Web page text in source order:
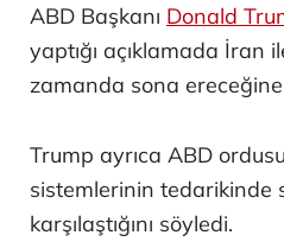
ABD Başkanı Donald
yaptığı açıklamada İran
zamanda sona ereceğine
Trump ayrıca ABD
sistemlerinin tedarikinde
karşılaştığını söyledi.